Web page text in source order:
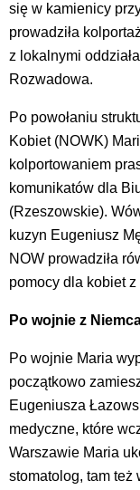
się w kamienicy
prowadziła
z lokalnymi
Rozwadowa.
Po powołaniu
Kobiet (NOWK)
kolportowaniem
komunikatów dla
(Rzeszowskie).
kuzyn Eugeniusz
NOW prowadziła
pomocy dla kobiet
Po wojnie z
Po wojnie Maria
początkowo
Eugeniusza
medyczne, które
Warszawie Maria
stomatolog, tam też